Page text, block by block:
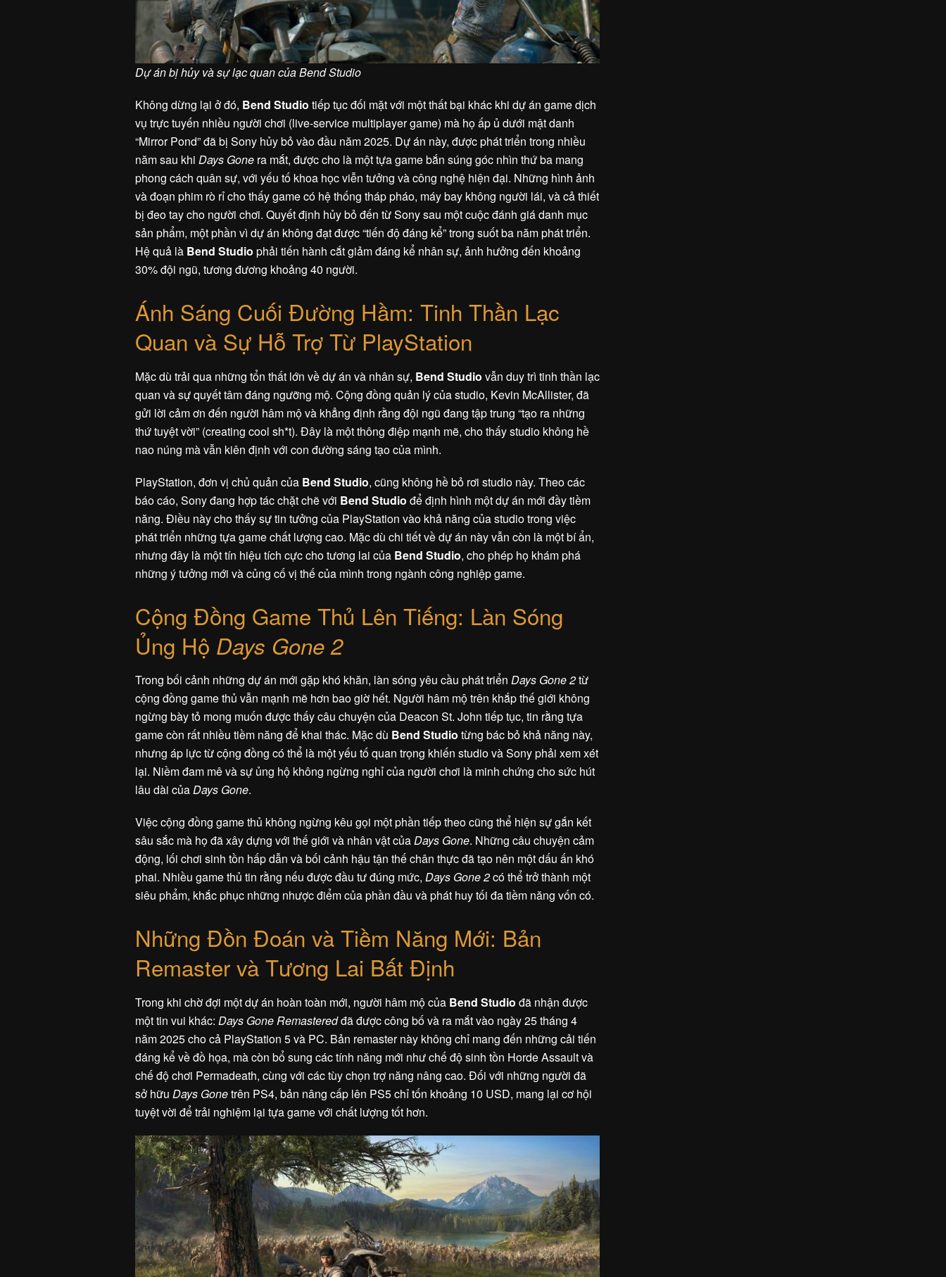
Dự án bị hủy và sự lạc quan của Bend Studio
Không dừng lại ở đó, Bend Studio tiếp tục đối mặt với một thất bại khác khi dự án game dịch
vụ trực tuyến nhiều người chơi (live-service multiplayer game) mà họ ấp ủ dưới mật danh
“Mirror Pond” đã bị Sony hủy bỏ vào đầu năm 2025. Dự án này, được phát triển trong nhiều
năm sau khi Days Gone ra mắt, được cho là một tựa game bắn súng góc nhìn thứ ba mang
phong cách quân sự, với yếu tố khoa học viễn tưởng và công nghệ hiện đại. Những hình ảnh
và đoạn phim rò rỉ cho thấy game có hệ thống tháp pháo, máy bay không người lái, và cả thiết
bị đeo tay cho người chơi. Quyết định hủy bỏ đến từ Sony sau một cuộc đánh giá danh mục
sản phẩm, một phần vì dự án không đạt được “tiến độ đáng kể” trong suốt ba năm phát triển.
Hệ quả là Bend Studio phải tiến hành cắt giảm đáng kể nhân sự, ảnh hưởng đến khoảng
30% đội ngũ, tương đương khoảng 40 người.
Ánh Sáng Cuối Đường Hầm: Tinh Thần Lạc
Quan và Sự Hỗ Trợ Từ PlayStation
Mặc dù trải qua những tổn thất lớn về dự án và nhân sự, Bend Studio vẫn duy trì tinh thần lạc
quan và sự quyết tâm đáng ngưỡng mộ. Cộng đồng quản lý của studio, Kevin McAllister, đã
gửi lời cảm ơn đến người hâm mộ và khẳng định rằng đội ngũ đang tập trung “tạo ra những
thứ tuyệt vời” (creating cool sh*t). Đây là một thông điệp mạnh mẽ, cho thấy studio không hề
nao núng mà vẫn kiên định với con đường sáng tạo của mình.
PlayStation, đơn vị chủ quản của Bend Studio, cũng không hề bỏ rơi studio này. Theo các
báo cáo, Sony đang hợp tác chặt chẽ với Bend Studio để định hình một dự án mới đầy tiềm
năng. Điều này cho thấy sự tin tưởng của PlayStation vào khả năng của studio trong việc
phát triển những tựa game chất lượng cao. Mặc dù chi tiết về dự án này vẫn còn là một bí ẩn,
nhưng đây là một tín hiệu tích cực cho tương lai của Bend Studio, cho phép họ khám phá
những ý tưởng mới và củng cố vị thế của mình trong ngành công nghiệp game.
Cộng Đồng Game Thủ Lên Tiếng: Làn Sóng
Ủng Hộ Days Gone 2
Trong bối cảnh những dự án mới gặp khó khăn, làn sóng yêu cầu phát triển Days Gone 2từ
cộng đồng game thủ vẫn mạnh mẽ hơn bao giờ hết. Người hâm mộ trên khắp thế giới không
ngừng bày tỏ mong muốn được thấy câu chuyện của Deacon St. John tiếp tục, tin rằng tựa
game còn rất nhiều tiềm năng để khai thác. Mặc dù Bend Studio từng bác bỏ khả năng này,
nhưng áp lực từ cộng đồng có thể là một yếu tố quan trọng khiến studio và Sony phải xem xét
lại. Niềm đam mê và sự ủng hộ không ngừng nghỉ của người chơi là minh chứng cho sức hút
lâu dài củaDays Gone.
Việc cộng đồng game thủ không ngừng kêu gọi một phần tiếp theo cũng thể hiện sự gắn kết
sâu sắc mà họ đã xây dựng với thế giới và nhân vật củaDays Gone. Những câu chuyện cảm
động, lối chơi sinh tồn hấp dẫn và bối cảnh hậu tận thế chân thực đã tạo nên một dấu ấn khó
phai. Nhiều game thủ tin rằng nếu được đầu tư đúng mức, Days Gone 2có thể trở thành một
siêu phẩm, khắc phục những nhược điểm của phần đầu và phát huy tối đa tiềm năng vốn có.
Những Đồn Đoán và Tiềm Năng Mới: Bản
Remaster và Tương Lai Bất Định
Trong khi chờ đợi một dự án hoàn toàn mới, người hâm mộ của Bend Studio đã nhận được
một tin vui khác: Days Gone Remasteredđã được công bố và ra mắt vào ngày 25 tháng 4
năm 2025 cho cả PlayStation 5 và PC. Bản remaster này không chỉ mang đến những cải tiến
đáng kể về đồ họa, mà còn bổ sung các tính năng mới như chế độ sinh tồn Horde Assault và
chế độ chơi Permadeath, cùng với các tùy chọn trợ năng nâng cao. Đối với những người đã
sở hữu Days Gonetrên PS4, bản nâng cấp lên PS5 chỉ tốn khoảng 10 USD, mang lại cơ hội
tuyệt vời để trải nghiệm lại tựa game với chất lượng tốt hơn.